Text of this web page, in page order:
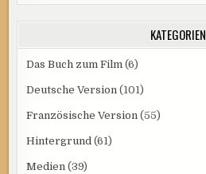
KATEGORIEN
Das Buch zum Film (6)
Deutsche Version (101)
Französische Version (55)
Hintergrund (61)
Medien (39)